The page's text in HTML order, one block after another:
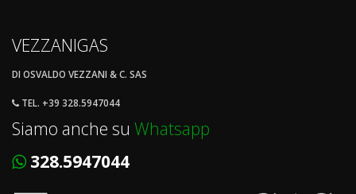
VEZZANIGAS
DI OSVALDO VEZZANI & C. SAS
TEL. +39 328.5947044
Siamo anche su Whatsapp
328.5947044